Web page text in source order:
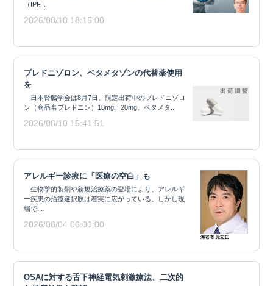
（IPF...
2026/08/10 18:15:00
プレドニゾロン、ベタメタゾンの代替薬使用
を
日本腎臓学会は8月7日、限定出荷中のプレドニゾロ
ン（商品名プレドニン）10mg、20mg、ベタメタ...
2026/08/10 15:41:51
アレルギー診療に「医療の空白」も
生物学的製剤や新規治療薬の登場により、アレルギ
ー疾患の治療選択肢は着実に広がっている。しかし現
場で...
2026/08/04 06:00:00
OSAに対する舌下神経電気刺激療法、二次的